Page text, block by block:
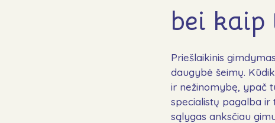
bei kaip
Priešlaikinis
daugybė šeimų.
ir nežinomybę, ypač
specialistų pagalba ir
sąlygas anksčiau